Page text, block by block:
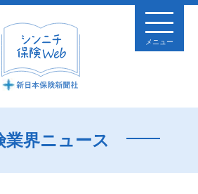
メニュー
業界ニュース